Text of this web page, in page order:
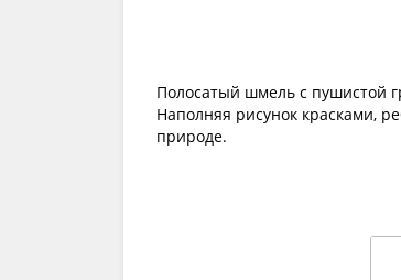
Полосатый шмель с пушистой
Наполняя рисунок красками,
природе.